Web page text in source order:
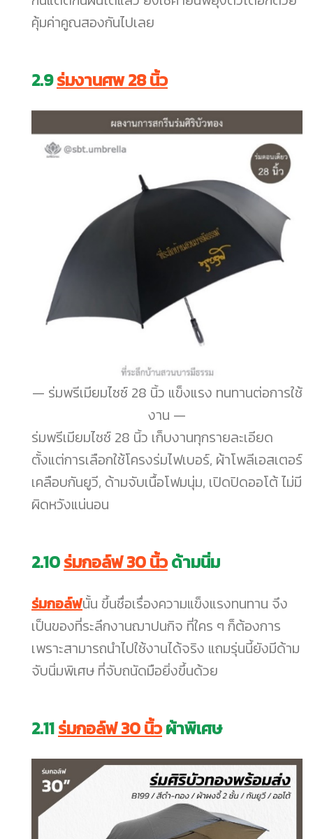
คุ้มค่าคูณสองกันไปเลย
2.9ร่มงานศพ 28 นิ้ว
ร่มพรีเมียมไซซ์ 28 นิ้ว แข็งแรง ทนทานต่อการใช้
งาน
ร่มพรีเมียมไซซ์ 28 นิ้ว เก็บงานทุกรายละเอียด
ตั้งแต่การเลือกใช้โครงร่มไฟเบอร์, ผ้าโพลีเอสเตอร์
เคลือบกันยูวี, ด้ามจับเนื้อโฟมนุ่ม, เปิดปิดออโต้ ไม่มี
ผิดหวังแน่นอน
2.10ร่มกอล์ฟ 30 นิ้วด้ามนิ่ม
ร่มกอล์ฟนั้น ขึ้นชื่อเรื่องความแข็งแรงทนทาน จึง
เป็นของที่ระลึกงานฌาปนกิจ ที่ใคร ๆ ก็ต้องการ
เพราะสามารถนำไปใช้งานได้จริง แถมรุ่นนี้ยังมีด้าม
จับนิ่มพิเศษ ที่จับถนัดมือยิ่งขึ้นด้วย
2.11ร่มกอล์ฟ 30 นิ้วผ้าพิเศษ